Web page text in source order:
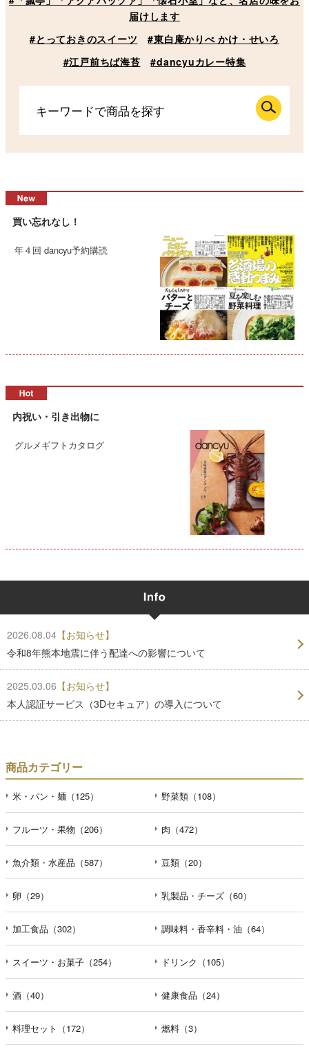
届けします
#とっておきのスイーツ
#東白庵かりべ かけ・せいろ
#江戸前ちば海苔
#dancyuカレー特集
買い忘れなし！
年４回 dancyu予約購読
内祝い・引き出物に
グルメギフトカタログ
2026.08.04 【お知らせ】
令和8年熊本地震に伴う配達への影響について
2025.03.06 【お知らせ】
本人認証サービス（3Dセキュア）の導入について
商品カテゴリー
米・パン・麺（125） 野菜類（108）
フルーツ・果物（206） 肉（472）
魚介類・水産品（587） 豆類（20）
卵（29） 乳製品・チーズ（60）
加工食品（302） 調味料・香辛料・油（64）
スイーツ・お菓子（254） ドリンク（105）
酒（40） 健康食品（24）
料理セット（172） 燃料（3）